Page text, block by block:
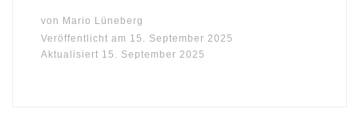
von Mario Lüneberg
Veröffentlicht am 15. September 2025
Aktualisiert 15. September 2025